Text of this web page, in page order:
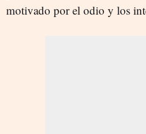
motivado por el odio y los